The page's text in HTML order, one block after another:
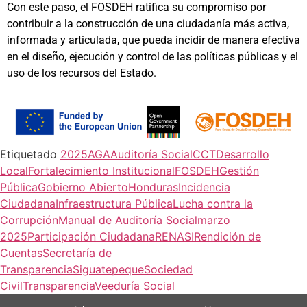
Con este paso, el FOSDEH ratifica su compromiso por
contribuir a la construcción de una ciudadanía más activa,
informada y articulada, que pueda incidir de manera efectiva
en el diseño, ejecución y control de las políticas públicas y el
uso de los recursos del Estado.
Etiquetado 2025AGAAuditoría SocialCCTDesarrollo
LocalFortalecimiento InstitucionalFOSDEHGestión
PúblicaGobierno AbiertoHondurasIncidencia
CiudadanaInfraestructura PúblicaLucha contra la
CorrupciónManual de Auditoría Socialmarzo
2025Participación CiudadanaRENASIRendición de
CuentasSecretaría de
TransparenciaSiguatepequeSociedad
CivilTransparenciaVeeduría Social